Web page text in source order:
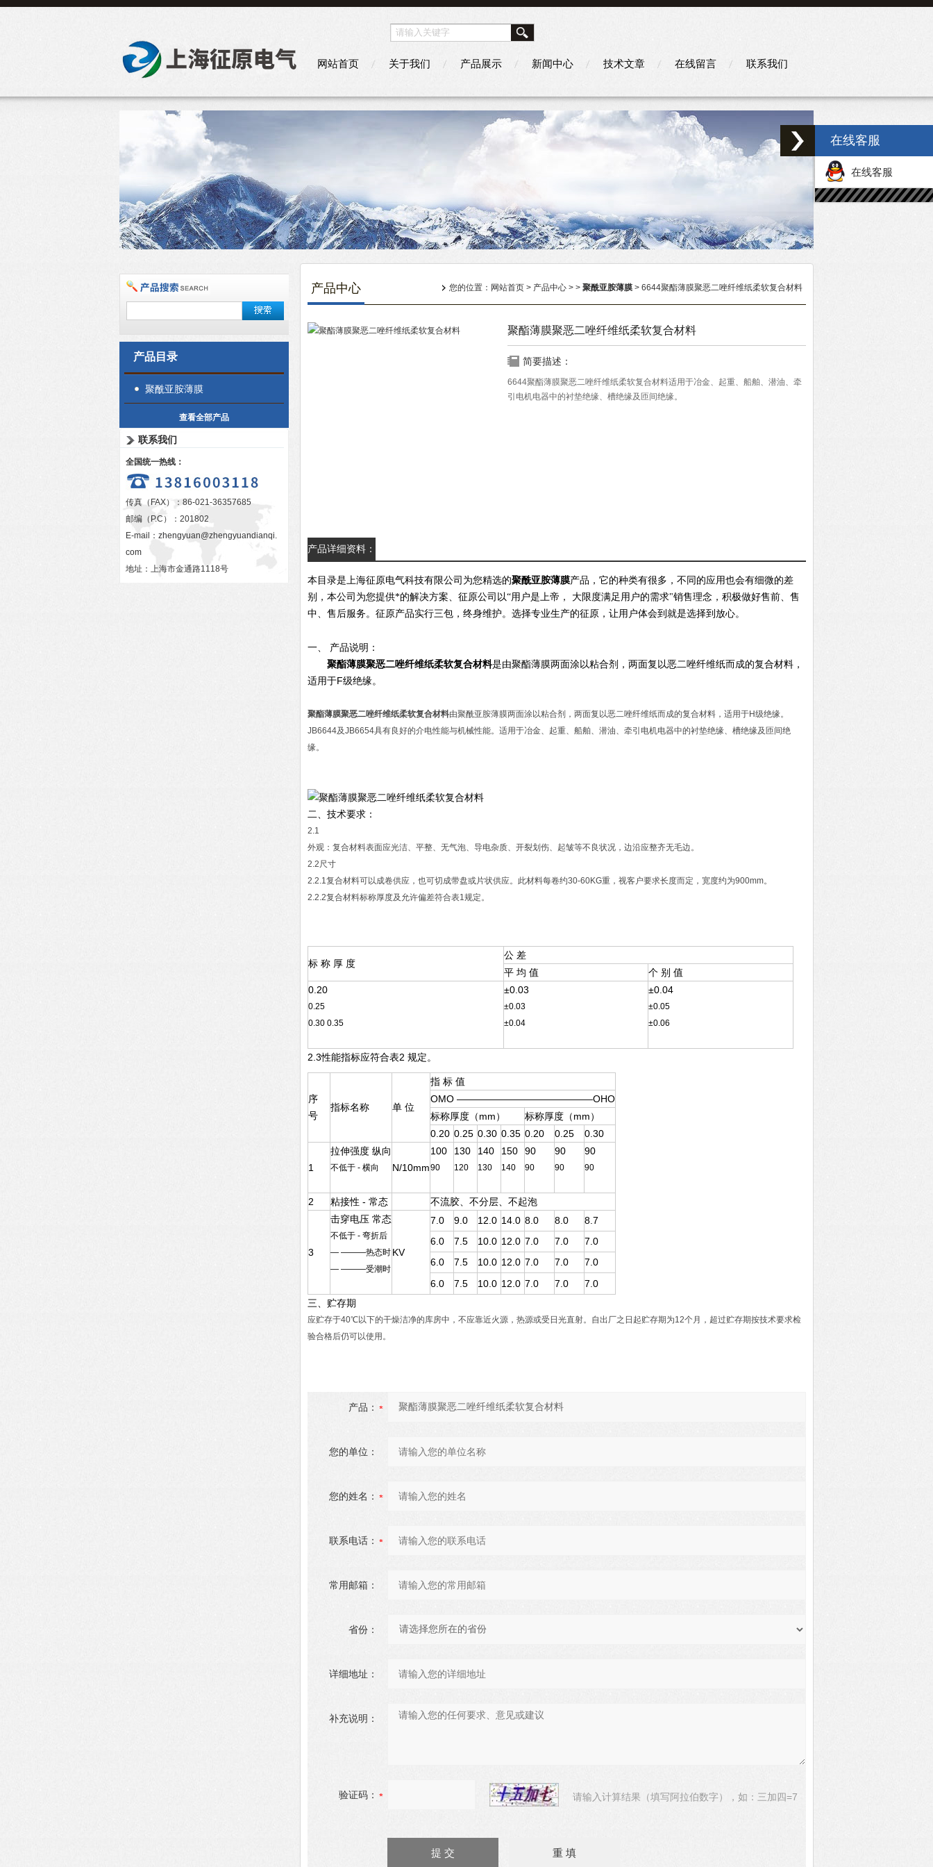
网站首页 关于我们 产品展示 新闻中心 技术文章 在线留言 联系我们
产品目录
聚酰亚胺薄膜
查看全部产品
联系我们
全国统一热线：
传真（FAX）：86-021-36357685
邮编（P.C）：201802
E-mail： zhengyuan@zhengyuandianqi.
com
地址：上海市金通路1118号
产品中心 您的位置： 网站首页 > 产品中心 > > 聚酰亚胺薄膜 > 6644聚酯薄膜聚恶二唑纤维纸柔软复合材料
聚酯薄膜聚恶二唑纤维纸柔软复合材料
简要描述：
6644聚酯薄膜聚恶二唑纤维纸柔软复合材料适用于冶金、起重、船舶、潜油、牵
引电机电器中的衬垫绝缘、槽绝缘及匝间绝缘。
产品详细资料：
本目录是上海征原电气科技有限公司为您精选的聚酰亚胺薄膜产品， 它的种类有很多，不同的应用也会有细微的差
别，本公司为您提供*的解决方案、征原公司以“用户是上帝， 大限度满足用户的需求"销售理念，积极做好售前、售
中、售后服务。征原产品实行三包，终身维护。选择专业生产的征原，让用户体会到就是选择到放心。
一、 产品说明：
聚酯薄膜聚恶二唑纤维纸柔软复合材料是由聚酯薄膜两面涂以粘合剂，两面复以恶二唑纤维纸而成的复合材料，
适用于F级绝缘。
聚酯薄膜聚恶二唑纤维纸柔软复合材料由聚酰亚胺薄膜两面涂以粘合剂，两面复以恶二唑纤维纸而成的复合材料，适用于H级绝缘。
JB6644及JB6654具有良好的介电性能与机械性能。适用于冶金、起重、船舶、潜油、牵引电机电器中的衬垫绝缘、槽绝缘及匝间绝
缘。
二、技术要求：
2.1
外观：复合材料表面应光洁、平整、无气泡、导电杂质、开裂划伤、起皱等不良状况，边沿应整齐无毛边。
2.2尺寸
2.2.1复合材料可以成卷供应，也可切成带盘或片状供应。此材料每卷约30-60KG重，视客户要求长度而定，宽度约为900mm。
2.2.2复合材料标称厚度及允许偏差符合表1规定。
标 称 厚 度
公 差
平 均 值
个 别 值
0.20
0.25
0.30 0.35
±0.03
±0.03
±0.04
±0.04
±0.05
±0.06
2.3性能指标应符合表2 规定。
序
号
指标名称 单 位
指 标 值
OMO ——————————————OHO
标称厚度（mm）
标称厚度（mm）
0.20 0.25 0.30 0.35 0.20 0.25 0.30
1
拉伸强度 纵向
不低于 - 横向 N/10mm
100
90
130
120
140
130
150
140
90
90
90
90
90
90
2 粘接性 - 常态 不流胶、不分层、不起泡
3
击穿电压 常态
不低于 - 弯折后
— ———热态时
— ———受潮时
KV
7.0 9.0 12.0 14.0 8.0 8.0
8.7
6.0
7.5 10.0 12.0 7.0 7.0
7.0
6.0
7.5 10.0 12.0 7.0 7.0
7.0
6.0
7.5 10.0 12.0 7.0 7.0
7.0
三、贮存期
应贮存于40℃以下的干燥洁净的库房中，不应靠近火源，热源或受日光直射。自出厂之日起贮存期为12个月，超过贮存期按技术要求检
验合格后仍可以使用。
产品：
您的单位：
您的姓名：
联系电话：
常用邮箱：
省份：
详细地址：
补充说明：
验证码： 请输入计算结果（填写阿拉伯数字），如：三加四=7
在线客服
在线客服